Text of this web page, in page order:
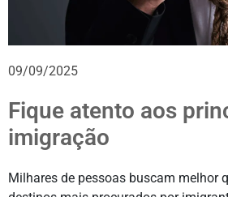
09/09/2025
Fique atento aos
imigração
Milhares de pessoas buscam melhor